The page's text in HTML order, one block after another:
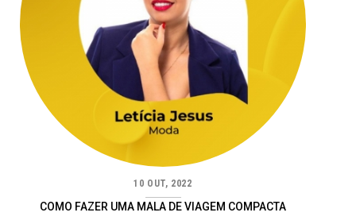
10 OUT, 2022
COMO FAZER UMA MALA DE VIAGEM COMPACTA